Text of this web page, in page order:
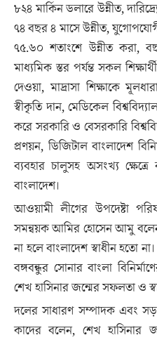
৮২৪ মার্কিন ডলারে উন্নীত,
৭৪ বছর ৪ মাসে উন্নীত,
৭৫.৬০ শতাংশে উন্নীত করা,
মাধ্যমিক স্তর পর্যন্ত সকল
দেওয়া, মাদ্রাসা শিক্ষাকে
স্বীকৃতি দান, মেডিকেল
করে সরকারি ও বেসরকারি
প্রণয়ন, ডিজিটাল বাংলাদেশ
ব্যবহার চালুসহ অসংখ্য
বাংলাদেশ।
আওয়ামী লীগের উপদেষ্টা
সমন্বয়ক আমির হোসেন আমু
না হলে বাংলাদেশ স্বাধীন হতো
বঙ্গবন্ধুর সোনার বাংলা
শেখ হাসিনার জন্মের সফলতা ও
দলের সাধারণ সম্পাদক এবং
কাদের বলেন, শেখ হাসিনার